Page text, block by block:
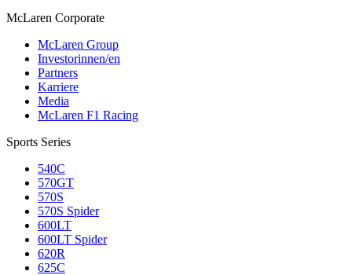
McLaren Corporate
McLaren Group
Investorinnen/en
Partners
Karriere
Media
McLaren F1 Racing
Sports Series
540C
570GT
570S
570S Spider
600LT
600LT Spider
620R
625C